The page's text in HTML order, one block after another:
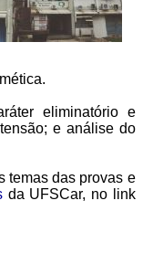
eliminatório e
e análise do
temas das provas e
da UFSCar, no link